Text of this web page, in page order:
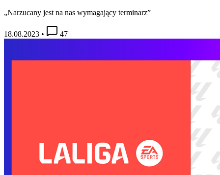
„Narzucany jest na nas wymagający terminarz”
18.08.2023 • 47